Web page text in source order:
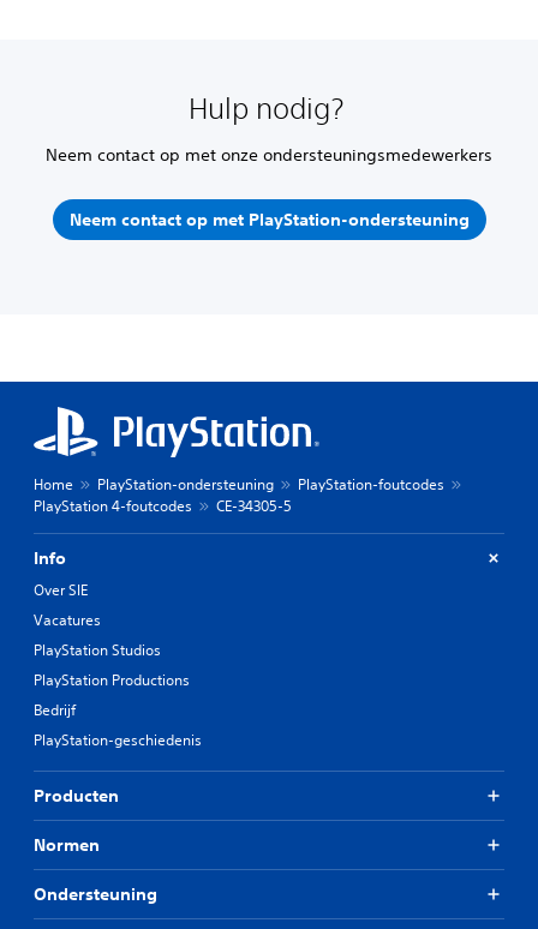
Hulp nodig?
Neem contact op met onze ondersteuningsmedewerkers
Neem contact op met PlayStation-ondersteuning
Home PlayStation-ondersteuning
PlayStation-foutcodes
PlayStation 4-foutcodes
CE-34305-5
Info
Over SIE
Vacatures
PlayStation Studios
PlayStation Productions
Bedrijf
PlayStation-geschiedenis
Producten
Normen
Ondersteuning